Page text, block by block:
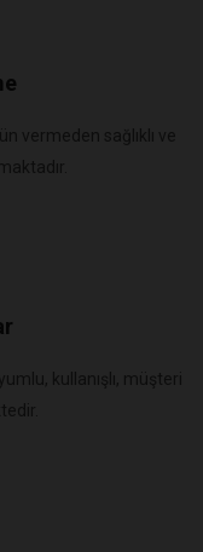
vermeden sağlıklı ve
kullanışlı, müşteri